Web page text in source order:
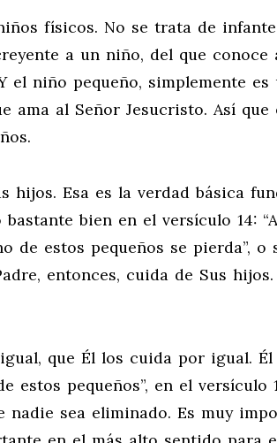
físicos. No se trata de
a un niño, del que conoce
el niño pequeño, simplemente es
ama al Señor Jesucristo. Así que
hijos. Esa es la verdad básica
bien en el versículo 14:
de estos pequeños se pierda”, o
entonces, cuida de Sus
que Él los cuida por igual. Él
estos pequeños”, en el versículo
nadie sea eliminado. Es muy